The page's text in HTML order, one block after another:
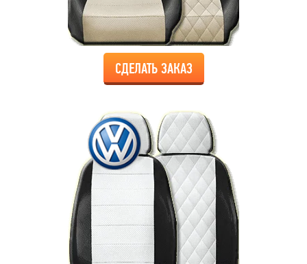
СДЕЛАТЬ ЗАКАЗ